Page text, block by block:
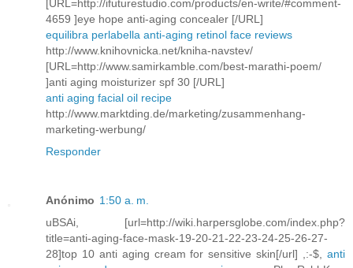
[URL=http://ifuturestudio.com/products/en-write/#comment-
4659 ]eye hope anti-aging concealer [/URL]
equilibra perlabella anti-aging retinol face reviews
http://www.knihovnicka.net/kniha-navstev/
[URL=http://www.samirkamble.com/best-marathi-poem/
]anti aging moisturizer spf 30 [/URL]
anti aging facial oil recipe
http://www.marktding.de/marketing/zusammenhang-
marketing-werbung/
Responder
Anónimo 1:50 a. m.
uBSAi, [url=http://wiki.harpersglobe.com/index.php?
title=anti-aging-face-mask-19-20-21-22-23-24-25-26-27-
28]top 10 anti aging cream for sensitive skin[/url] ,:-$, anti